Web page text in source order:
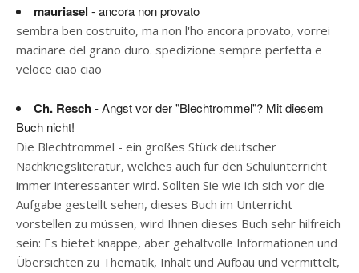
mauriasel - ancora non provato
sembra ben costruito, ma non l'ho ancora provato, vorrei
macinare del grano duro. spedizione sempre perfetta e
veloce ciao ciao
Ch. Resch- Angst vor der "Blechtrommel"? Mit diesem
Buch nicht!
Die Blechtrommel - ein großes Stück deutscher
Nachkriegsliteratur, welches auch für den Schulunterricht
immer interessanter wird. Sollten Sie wie ich sich vor die
Aufgabe gestellt sehen, dieses Buch im Unterricht
vorstellen zu müssen, wird Ihnen dieses Buch sehr hilfreich
sein: Es bietet knappe, aber gehaltvolle Informationen und
Übersichten zu Thematik, Inhalt und Aufbau und vermittelt,